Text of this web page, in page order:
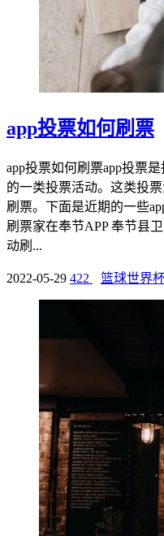
app投票如何刷票
app投票如何刷票app投票
的一类投票活动。这类投
刷票。下面是近期的一些
刷票家在奉节APP 奉节县
动刷...
2022-05-29 422 篮球世界